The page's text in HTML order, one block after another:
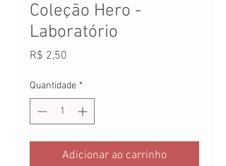
Coleção Hero -
Laboratório
R$ 2,50
Quantidade *
Adicionar ao carrinho